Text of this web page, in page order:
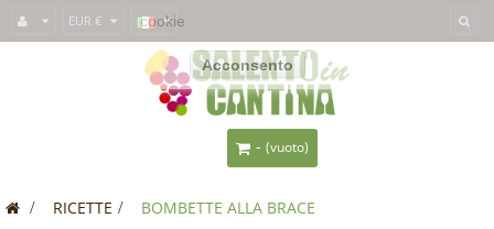
EUR €
- (vuoto)
> RICETTE > BOMBETTE ALLA BRACE
Questo sito usa icookie per fornirti un'esperienza migliore. Se usi
SalentoInCantina, acconsenti all'utilizzo dei cookie.
Acconsento